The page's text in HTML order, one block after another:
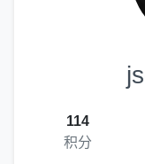
114
积分